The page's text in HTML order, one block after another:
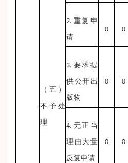
（五）
不予处
理
2.重复申
请
0 0
3.要求提
供公开出
版物
0 0
4.无正当
理由大量
反复申请
0 0